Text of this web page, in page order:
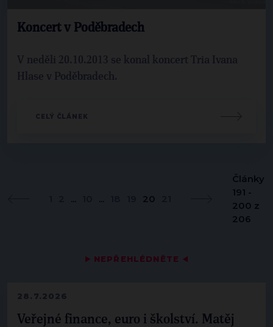
▶ NEPŘEHLÉDNĚTE ◀
28.7.2026
Veřejné finance, euro i školství. Matěj
Koncert v Poděbradech
V neděli 20.10.2013 se konal koncert Tria Ivana
Hlase v Poděbradech.
CELÝ ČLÁNEK
... ... 20
Články
191 -
200 z
206